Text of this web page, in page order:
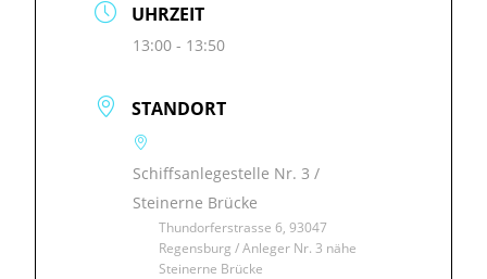
UHRZEIT
13:00 - 13:50
STANDORT
Schiffsanlegestelle Nr. 3 /
Steinerne Brücke
Thundorferstrasse 6, 93047
Regensburg / Anleger Nr. 3 nähe
Steinerne Brücke